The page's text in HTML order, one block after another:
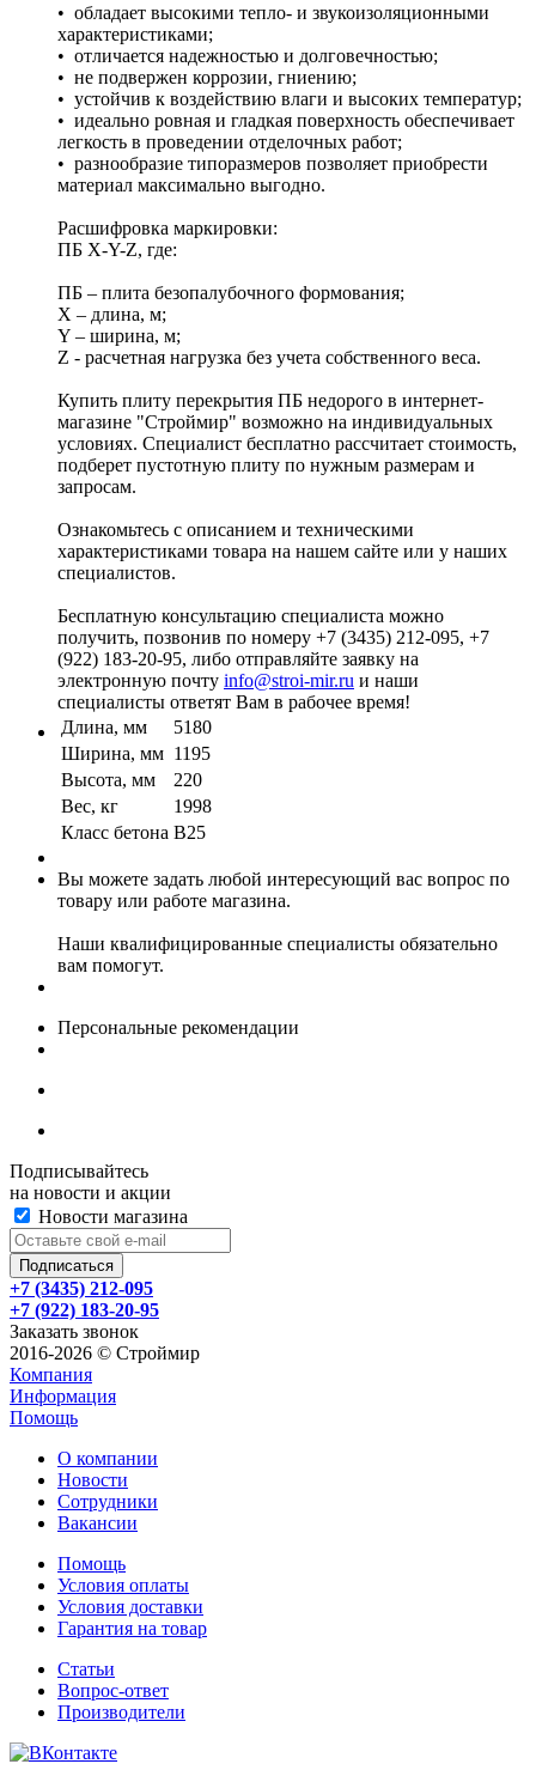
• обладает высокими тепло- и звукоизоляционными
характеристиками;
• отличается надежностью и долговечностью;
• не подвержен коррозии, гниению;
• устойчив к воздействию влаги и высоких температур;
• идеально ровная и гладкая поверхность обеспечивает
легкость в проведении отделочных работ;
• разнообразие типоразмеров позволяет приобрести
материал максимально выгодно.
Расшифровка маркировки:
ПБ X-Y-Z, где:
ПБ – плита безопалубочного формования;
X – длина, м;
Y – ширина, м;
Z - расчетная нагрузка без учета собственного веса.
Купить плиту перекрытия ПБ недорого в интернет-
магазине "Строймир" возможно на индивидуальных
условиях. Специалист бесплатно рассчитает стоимость,
подберет пустотную плиту по нужным размерам и
запросам.
Ознакомьтесь с описанием и техническими
характеристиками товара на нашем сайте или у наших
специалистов.
Бесплатную консультацию специалиста можно
получить, позвонив по номеру +7 (3435) 212-095, +7
(922) 183-20-95, либо отправляйте заявку на
электронную почту info@stroi-mir.ru и наши
специалисты ответят Вам в рабочее время!
Длина, мм
5180
Ширина, мм 1195
Высота, мм
220
Вес, кг
1998
Класс бетона B25
Вы можете задать любой интересующий вас вопрос по
товару или работе магазина.
Наши квалифицированные специалисты обязательно
вам помогут.
Персональные рекомендации
Подписывайтесь
на новости и акции
Новости магазина
+7 (3435) 212-095
+7 (922) 183-20-95
Заказать звонок
2016-2026 © Строймир
Компания
Информация
Помощь
О компании
Новости
Сотрудники
Вакансии
Помощь
Условия оплаты
Условия доставки
Гарантия на товар
Статьи
Вопрос-ответ
Производители